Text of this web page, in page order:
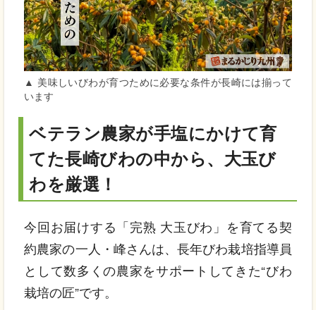
▲ 美味しいびわが育つために必要な条件が長崎には揃って
います
ベテラン農家が手塩にかけて育
てた長崎びわの中から、大玉び
わを厳選！
今回お届けする「完熟 大玉びわ」を育てる契
約農家の一人・峰さんは、長年びわ栽培指導員
として数多くの農家をサポートしてきた“びわ
栽培の匠”です。